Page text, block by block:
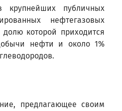
публичных
нефтегазовых
которой приходится
нефти и около 1%
предлагающее своим